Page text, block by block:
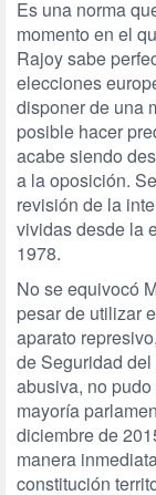
Es una norma
momento en el
Rajoy sabe
elecciones
disponer de una
posible hacer
acabe siendo
a la oposición.
revisión de la
vividas desde la
1978.
No se equivocó
pesar de utilizar
aparato
de Seguridad
abusiva, no
mayoría
diciembre de
manera
constitución